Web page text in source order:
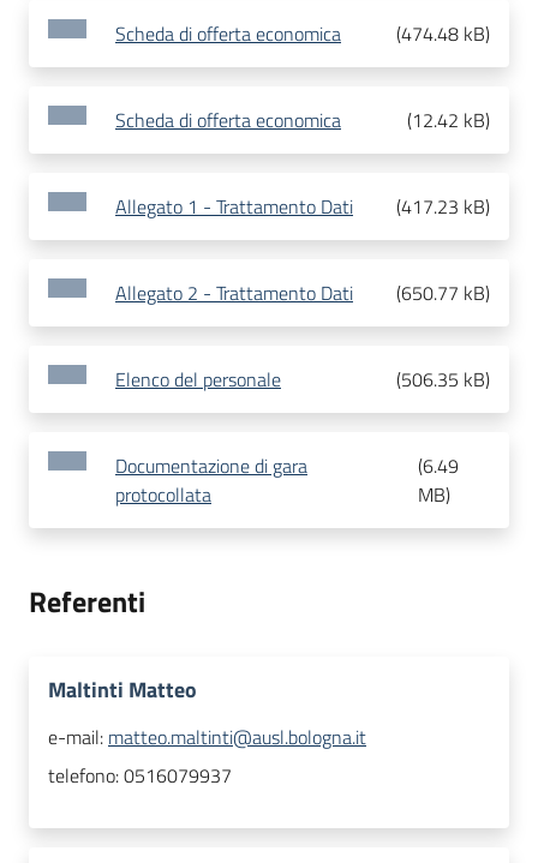
Scheda di offerta economica (474.48 kB)
Scheda di offerta economica (12.42 kB)
Allegato 1 - Trattamento Dati (417.23 kB)
Allegato 2 - Trattamento Dati (650.77 kB)
Elenco del personale (506.35 kB)
Documentazione di gara
protocollata
(6.49
MB)
Referenti
Maltinti Matteo
e-mail: matteo.maltinti@ausl.bologna.it
telefono:0516079937